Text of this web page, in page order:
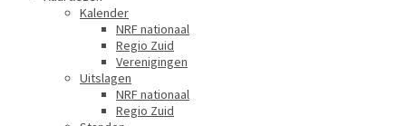
Kalender
NRF nationaal
Regio Zuid
Verenigingen
Uitslagen
NRF nationaal
Regio Zuid